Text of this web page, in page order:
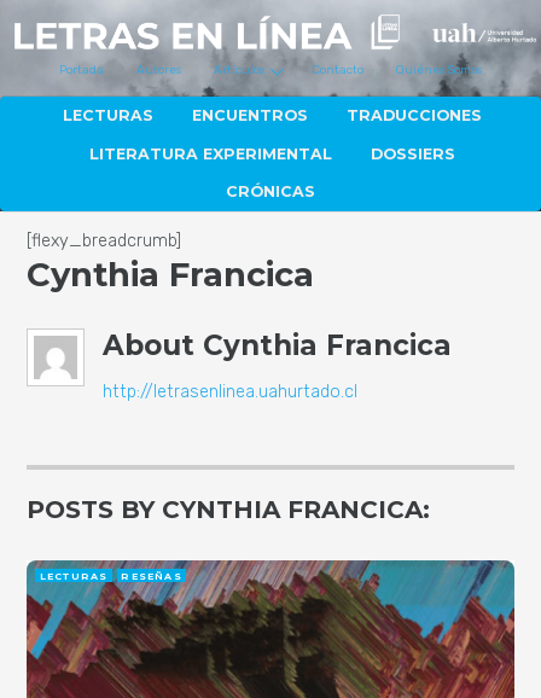
Portada Autores Artículos Contacto Quiénes Somos
LECTURAS ENCUENTROS TRADUCCIONES
LITERATURA EXPERIMENTAL DOSSIERS
CRÓNICAS
[flexy_breadcrumb]
Cynthia Francica
About Cynthia Francica
http://letrasenlinea.uahurtado.cl
POSTS BY CYNTHIA FRANCICA:
LECTURAS RESEÑAS